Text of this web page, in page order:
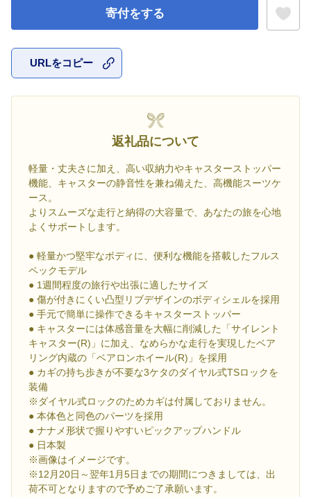
寄付をする
URLをコピー
返礼品について
軽量・丈夫さに加え、高い収納力やキャスターストッパー
機能、キャスターの静音性を兼ね備えた、高機能スーツケ
ース。
よりスムーズな走行と納得の大容量で、あなたの旅を心地
よくサポートします。
● 軽量かつ堅牢なボディに、便利な機能を搭載したフルス
ペックモデル
● 1週間程度の旅行や出張に適したサイズ
● 傷が付きにくい凸型リブデザインのボディシェルを採用
● 手元で簡単に操作できるキャスターストッパー
● キャスターには体感音量を大幅に削減した「サイレント
キャスター(R)」に加え、なめらかな走行を実現したベア
リング内蔵の「ベアロンホイール(R)」を採用
● カギの持ち歩きが不要な3ケタのダイヤル式TSロックを
装備
※ダイヤル式ロックのためカギは付属しておりません。
● 本体色と同色のパーツを採用
● ナナメ形状で握りやすいピックアップハンドル
● 日本製
※画像はイメージです。
※12月20日～翌年1月5日までの期間につきましては、出
荷不可となりますので予めご了承願います。